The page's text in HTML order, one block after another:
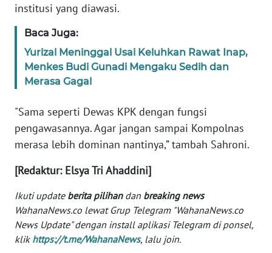
institusi yang diawasi.
Baca Juga:
Yurizal Meninggal Usai Keluhkan Rawat Inap,
Menkes Budi Gunadi Mengaku Sedih dan
Merasa Gagal
"Sama seperti Dewas KPK dengan fungsi
pengawasannya. Agar jangan sampai Kompolnas
merasa lebih dominan nantinya,” tambah Sahroni.
[Redaktur: Elsya Tri Ahaddini]
Ikuti update berita pilihandan breaking news
WahanaNews.co lewat Grup Telegram "WahanaNews.co
News Update" dengan install aplikasi Telegram di ponsel,
klik https://t.me/WahanaNews, lalu join.
IKLAN
TENTANG
KAMI
PEDOMAN
SIBER
REDAKSI
KARIR
DISCLAIMER
Wahana